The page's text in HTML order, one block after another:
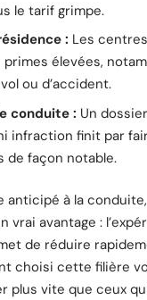
le tarif grimpe.
: Les
élevées,
ou d’accident.
conduite : Un
infraction finit par
de façon notable.
anticipé à la
vrai avantage :
de réduire
choisi cette filière
plus vite que ceux